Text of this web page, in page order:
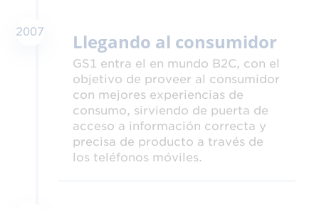
2007 Llegando al consumidor
GS1 entra el en mundo B2C, con el
objetivo de proveer al consumidor
con mejores experiencias de
consumo, sirviendo de puerta de
acceso a información correcta y
precisa de producto a través de
los teléfonos móviles.